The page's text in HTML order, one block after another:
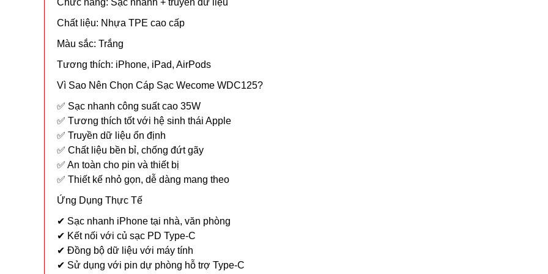
Chức năng: Sạc nhanh + truyền dữ liệu
Chất liệu: Nhựa TPE cao cấp
Màu sắc: Trắng
Tương thích: iPhone, iPad, AirPods
Vì Sao Nên Chọn Cáp Sạc Wecome WDC125?
✅ Sạc nhanh công suất cao 35W
✅ Tương thích tốt với hệ sinh thái Apple
✅ Truyền dữ liệu ổn định
✅ Chất liệu bền bỉ, chống đứt gãy
✅ An toàn cho pin và thiết bị
✅ Thiết kế nhỏ gọn, dễ dàng mang theo
Ứng Dụng Thực Tế
✔ Sạc nhanh iPhone tại nhà, văn phòng
✔ Kết nối với củ sạc PD Type-C
✔ Đồng bộ dữ liệu với máy tính
✔ Sử dụng với pin dự phòng hỗ trợ Type-C